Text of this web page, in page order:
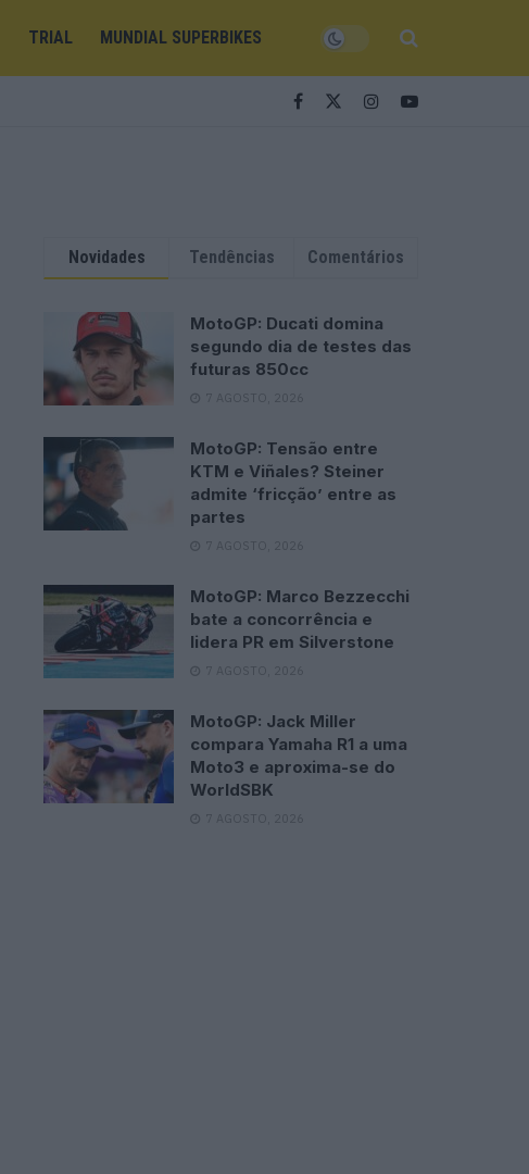
TRIAL MUNDIAL SUPERBIKES
Novidades Tendências Comentários
MotoGP: Ducati domina
segundo dia de testes das
futuras 850cc
7 AGOSTO, 2026
MotoGP: Tensão entre
KTM e Viñales? Steiner
admite ‘fricção’ entre as
partes
7 AGOSTO, 2026
MotoGP: Marco Bezzecchi
bate a concorrência e
lidera PR em Silverstone
7 AGOSTO, 2026
MotoGP: Jack Miller
compara Yamaha R1 a uma
Moto3 e aproxima-se do
WorldSBK
7 AGOSTO, 2026